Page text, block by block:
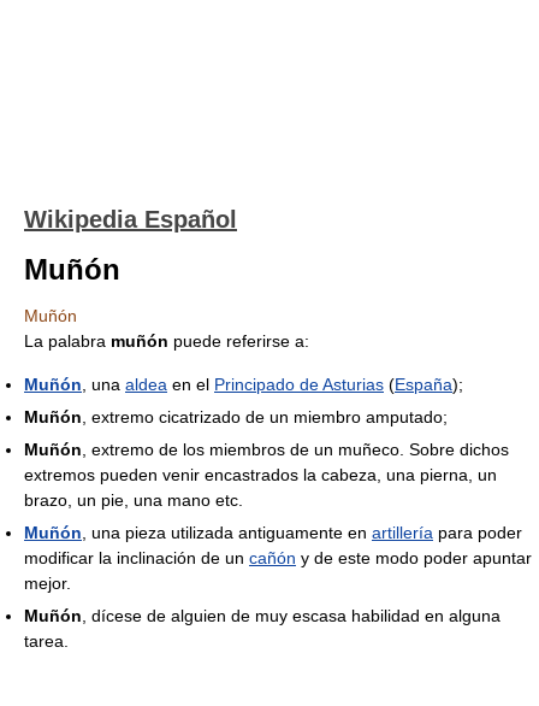
Wikipedia Español
Muñón
Muñón
La palabra muñón puede referirse a:
Muñón , una aldea en el Principado de Asturias (España);
Muñón , extremo cicatrizado de un miembro amputado;
Muñón , extremo de los miembros de un muñeco. Sobre dichos
extremos pueden venir encastrados la cabeza, una pierna, un
brazo, un pie, una mano etc.
Muñón , una pieza utilizada antiguamente en artillería para poder
modificar la inclinación de un cañón y de este modo poder apuntar
mejor.
Muñón , dícese de alguien de muy escasa habilidad en alguna
tarea.